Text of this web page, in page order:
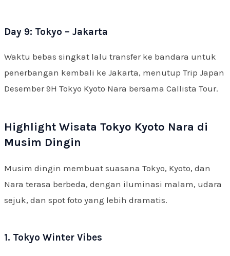
Day 9: Tokyo – Jakarta
Waktu bebas singkat lalu transfer ke bandara untuk
penerbangan kembali ke Jakarta, menutup Trip Japan
Desember 9H Tokyo Kyoto Nara bersama Callista Tour.
Highlight Wisata Tokyo Kyoto Nara di
Musim Dingin
Musim dingin membuat suasana Tokyo, Kyoto, dan
Nara terasa berbeda, dengan iluminasi malam, udara
sejuk, dan spot foto yang lebih dramatis.
1. Tokyo Winter Vibes